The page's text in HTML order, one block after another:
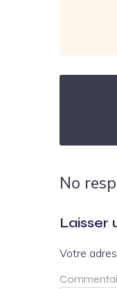
No
Laisser
Votre